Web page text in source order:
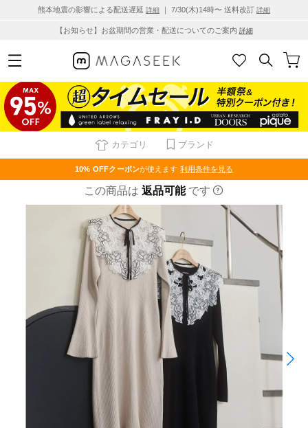
熊本地震の影響による配送遅延 詳細 ｜ 7/30(木)14時〜 送料改訂 詳細
【お知らせ】お盆期間の営業・配送についてのご案内 詳細
カテゴリ ブランド
10% OFFクーポンが使えます 利用条件を見る
この商品は 返品可能 です